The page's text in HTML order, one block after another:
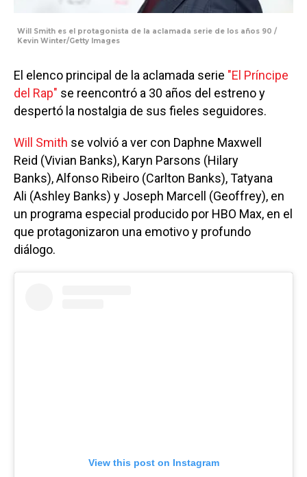
Will Smith es el protagonista de la aclamada serie de los años 90 /
Kevin Winter/Getty Images
El elenco principal de la aclamada serie "El Príncipe
del Rap" se reencontró a 30 años del estreno y
despertó la nostalgia de sus fieles seguidores.
Will Smith se volvió a ver con Daphne Maxwell
Reid (Vivian Banks), Karyn Parsons (Hilary
Banks), Alfonso Ribeiro (Carlton Banks), Tatyana
Ali (Ashley Banks) y Joseph Marcell (Geoffrey), en
un programa especial producido por HBO Max, en el
que protagonizaron una emotivo y profundo
diálogo.
View this post on Instagram